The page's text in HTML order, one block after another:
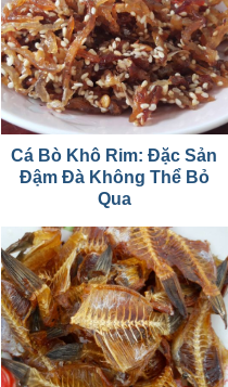
Cá Bò Khô Rim: Đặc Sản
Đậm Đà Không Thể Bỏ
Qua